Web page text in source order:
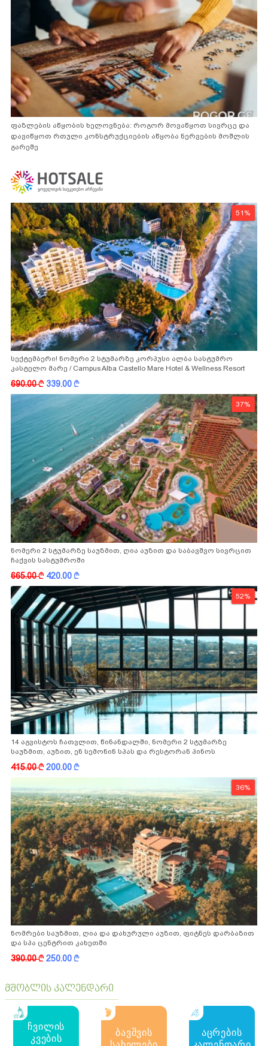
ფაზლების აწყობის ხელოვნება: როგორ მოვაწყოთ სივრცე და
დავიწყოთ რთული კონსტრუქციების აწყობა ნერვების მოშლის
გარეშე
51%
სექტემბერი! ნომერი 2 სტუმარზე კორპუსი ალბა სასტუმრო
კასტელო მარე / Campus Alba Castello Mare Hotel & Wellness Resort
-სგან!
690.00k 339.00k
37%
ნომერი 2 სტუმარზე საუზმით, ღია აუზით და საბავშვო სივრცით
ჩაქვის სასტუმროში
665.00k 420.00k
52%
14 აგვისტოს ჩათვლით, წინანდალში, ნომერი 2 სტუმარზე
საუზმით, აუზით, ენ სემონინ სპას და რესტორან პინოს
415.00k200.00k
36%
ნომრები საუზმით, ღია და დახურული აუზით, ფიტნეს დარბაზით
და სპა ცენტრით კახეთში
390.00k250.00k
მშობლის კალენდარი
ჩვილის
კვების
ბავშვის
აცრების